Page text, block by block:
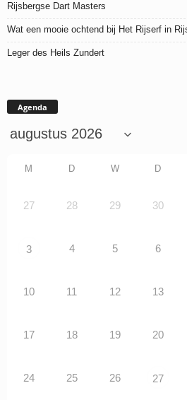
Rijsbergse Dart Masters
Wat een mooie ochtend bij Het Rijserf in
Leger des Heils Zundert
Agenda
M D W D
27 28 29 30
3 4 5 6
10 11 12 13
17 18 19 20
24 25 26 27